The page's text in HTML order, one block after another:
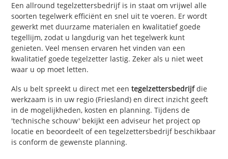
Een allround tegelzettersbedrijf is in staat om vrijwel alle
soorten tegelwerk efficiënt en snel uit te voeren. Er wordt
gewerkt met duurzame materialen en kwalitatief goede
tegellijm, zodat u langdurig van het tegelwerk kunt
genieten. Veel mensen ervaren het vinden van een
kwalitatief goede tegelzetter lastig. Zeker als u niet weet
waar u op moet letten.
Als u belt spreekt u direct met eentegelzettersbedrijfdie
werkzaam is in uw regio (Friesland) en direct inzicht geeft
in de mogelijkheden, kosten en planning. Tijdens de
'technische schouw' bekijkt een adviseur het project op
locatie en beoordeelt of een tegelzettersbedrijf beschikbaar
is conform de gewenste planning.